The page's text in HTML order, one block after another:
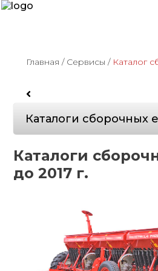
Главная / Сервисы / Каталог
Каталоги сборочных
Каталоги
до 2017 г.